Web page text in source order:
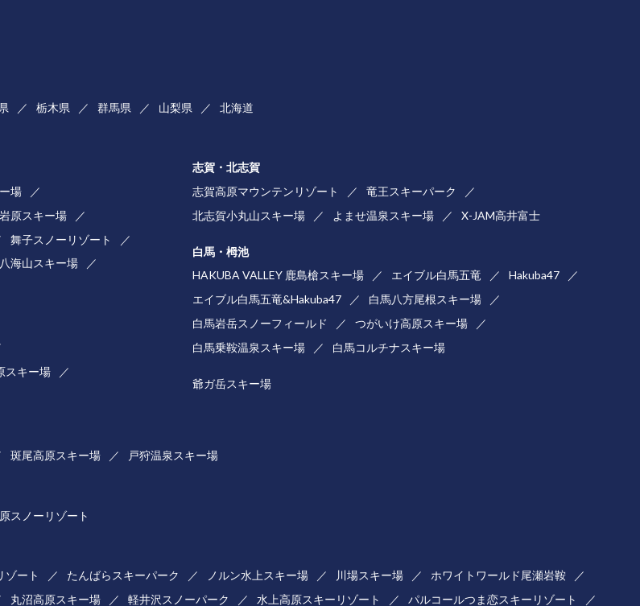
栃木県 群馬県 山梨県 北海道
場
岩原スキー場
舞子スノーリゾート
海山スキー場
スキー場
志賀・北志賀
志賀高原マウンテンリゾート
竜王スキーパーク
北志賀小丸山スキー場
よませ温泉スキー場 X-JAM高井富士
白馬・栂池
HAKUBA VALLEY 鹿島槍スキー場
エイブル白馬五竜
Hakuba47
エイブル白馬五竜&Hakuba47
白馬八方尾根スキー場
白馬岩岳スノーフィールド
つがいけ高原スキー場
白馬乗鞍温泉スキー場
白馬コルチナスキー場
爺ガ岳スキー場
斑尾高原スキー場 戸狩温泉スキー場
スノーリゾート
ゾート たんばらスキーパーク ノルン水上スキー場 川場スキー場
ホワイトワールド尾瀬岩鞍
丸沼高原スキー場 軽井沢スノーパーク 水上高原スキーリゾート パルコールつま恋スキーリゾート